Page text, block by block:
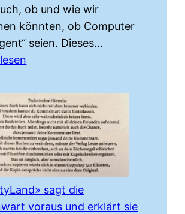
ob und wie wir
könnten, ob Computer
seien. Dieses…
im
der
Zeit
sagt die
voraus und erklärt sie